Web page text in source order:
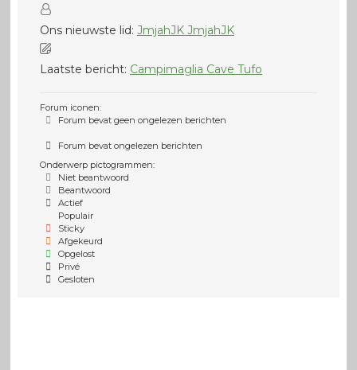
Ons nieuwste lid: JmjahJK JmjahJK
Laatste bericht: Campimaglia Cave Tufo
Forum iconen:
Forum bevat geen ongelezen berichten
Forum bevat ongelezen berichten
Onderwerp pictogrammen:
Niet beantwoord
Beantwoord
Actief
Populair
Sticky
Afgekeurd
Opgelost
Privé
Gesloten